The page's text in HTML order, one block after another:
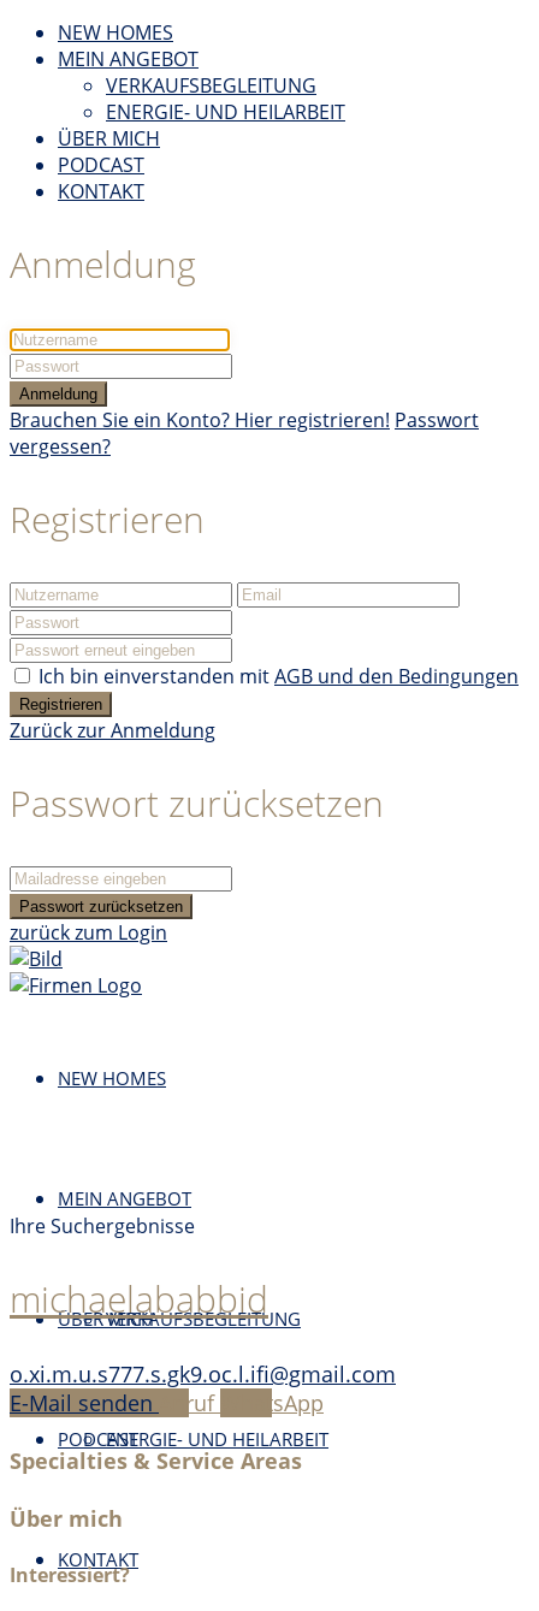
NEW HOMES
MEIN ANGEBOT
VERKAUFSBEGLEITUNG
ENERGIE- UND HEILARBEIT
ÜBER MICH
PODCAST
KONTAKT
Anmeldung
Anmeldung
Brauchen Sie ein Konto? Hier registrieren! Passwort
vergessen?
Registrieren
Ich bin einverstanden mitAGB und den Bedingungen
Registrieren
Zurück zur Anmeldung
Passwort zurücksetzen
Passwort zurücksetzen
zurück zum Login
NEW HOMES
MEIN ANGEBOT
VERKAUFSBEGLEITUNG
ENERGIE- UND HEILARBEIT
ÜBER MICH
PODCAST
KONTAKT
Ihre Suchergebnisse
michaelababbid
o.xi.m.u.s777.s.gk9.oc.l.ifi@gmail.com
E-Mail senden
Anruf
WhatsApp
Specialties & Service Areas
Über mich
Interessiert?